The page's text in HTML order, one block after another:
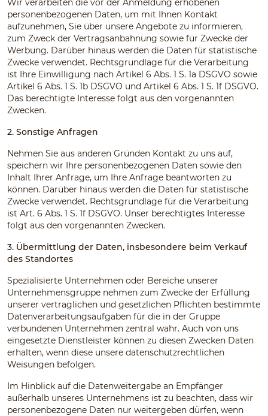
Wir verarbeiten die vor der Anmeldung erhobenen
personenbezogenen Daten, um mit Ihnen Kontakt
aufzunehmen, Sie über unsere Angebote zu informieren,
zum Zweck der Vertragsanbahnung sowie für Zwecke der
Werbung. Darüber hinaus werden die Daten für statistische
Zwecke verwendet. Rechtsgrundlage für die Verarbeitung
ist Ihre Einwilligung nach Artikel 6 Abs. 1 S. 1a DSGVO sowie
Artikel 6 Abs. 1 S. 1b DSGVO und Artikel 6 Abs. 1 S. 1f DSGVO.
Das berechtigte Interesse folgt aus den vorgenannten
Zwecken.
2. Sonstige Anfragen
Nehmen Sie aus anderen Gründen Kontakt zu uns auf,
speichern wir Ihre personenbezogenen Daten sowie den
Inhalt Ihrer Anfrage, um Ihre Anfrage beantworten zu
können. Darüber hinaus werden die Daten für statistische
Zwecke verwendet. Rechtsgrundlage für die Verarbeitung
ist Art. 6 Abs. 1 S. 1f DSGVO. Unser berechtigtes Interesse
folgt aus den vorgenannten Zwecken.
3. Übermittlung der Daten, insbesondere beim Verkauf
des Standortes
Spezialisierte Unternehmen oder Bereiche unserer
Unternehmensgruppe nehmen zum Zwecke der Erfüllung
unserer vertraglichen und gesetzlichen Pflichten bestimmte
Datenverarbeitungsaufgaben für die in der Gruppe
verbundenen Unternehmen zentral wahr. Auch von uns
eingesetzte Dienstleister können zu diesen Zwecken Daten
erhalten, wenn diese unsere datenschutzrechtlichen
Weisungen befolgen.
Im Hinblick auf die Datenweitergabe an Empfänger
außerhalb unseres Unternehmens ist zu beachten, dass wir
personenbezogene Daten nur weitergeben dürfen, wenn